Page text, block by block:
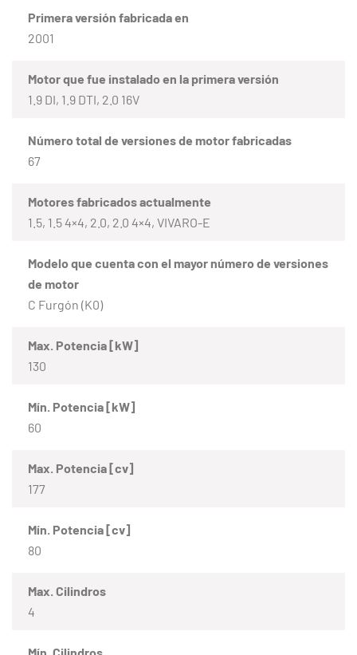
Primera versión fabricada en
2001
Motor que fue instalado en la primera versión
1.9 DI, 1.9 DTI, 2.0 16V
Número total de versiones de motor fabricadas
67
Motores fabricados actualmente
1.5, 1.5 4×4, 2.0, 2.0 4×4, VIVARO-E
Modelo que cuenta con el mayor número de versiones
de motor
C Furgón (K0)
Max. Potencia [kW]
130
Mín. Potencia [kW]
60
Max. Potencia [cv]
177
Mín. Potencia [cv]
80
Max. Cilindros
4
Mín. Cilindros